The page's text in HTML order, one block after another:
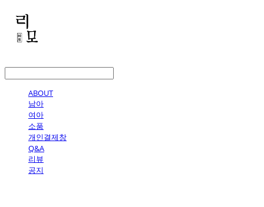
ABOUT
남아
여아
소품
개인결제창
Q&A
리뷰
공지